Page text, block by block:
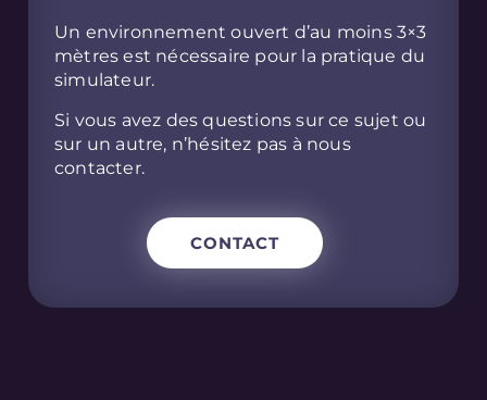
Un environnement ouvert d’au moins 3×3
mètres est nécessaire pour la pratique du
simulateur.
Si vous avez des questions sur ce sujet ou
sur un autre, n’hésitez pas à nous
contacter.
CONTACT